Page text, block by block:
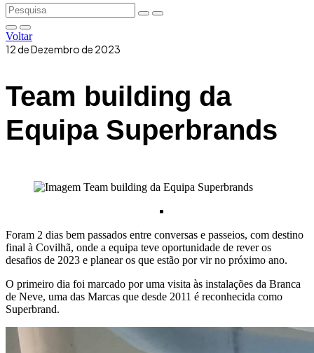
Voltar
12 de Dezembro de 2023
Team building da
Equipa Superbrands
Foram 2 dias bem passados entre conversas e passeios, com destino
final à Covilhã, onde a equipa teve oportunidade de rever os
desafios de 2023 e planear os que estão por vir no próximo ano.
O primeiro dia foi marcado por uma visita às instalações da Branca
de Neve, uma das Marcas que desde 2011 é reconhecida como
Superbrand.